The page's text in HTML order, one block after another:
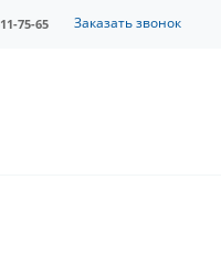
75-65 Заказать звонок